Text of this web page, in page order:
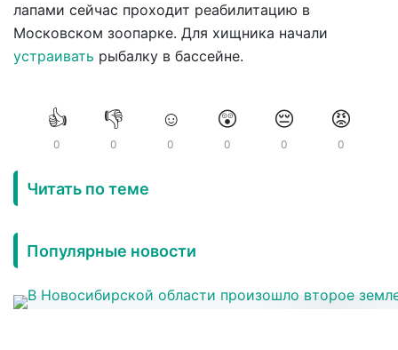
лапами сейчас проходит реабилитацию в
Московском зоопарке. Для хищника начали
устраивать рыбалку в бассейне.
👍
0
👎
0
☺️
0
😲
0
😔
0
😡
0
Читать по теме
Популярные новости